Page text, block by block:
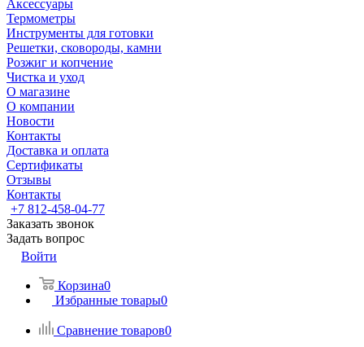
Аксессуары
Термометры
Инструменты для готовки
Решетки, сковороды, камни
Розжиг и копчение
Чистка и уход
О магазине
О компании
Новости
Контакты
Доставка и оплата
Сертификаты
Отзывы
Контакты
+7 812-458-04-77
Заказать звонок
Задать вопрос
Войти
Корзина0
Избранные товары0
Сравнение товаров0